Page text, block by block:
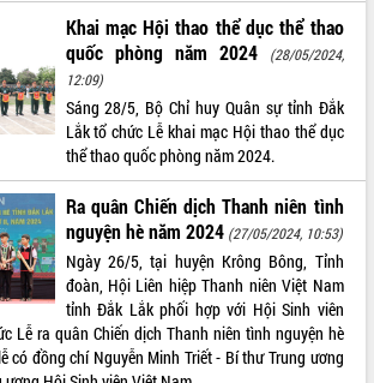
pháp tại Hội
Đề án 190
sản
Đắk Lắk
tra thực địa
như một “di
toàn cầu
Nâng cao đời
mô hình thiết
mắc, đẩy
Khai mạc Hội thao thể dục thể thao
quốc phòng năm 2024
(28/05/2024,
12:09)
Sáng 28/5, Bộ Chỉ huy Quân sự tỉnh Đắk
Lắk tổ chức Lễ khai mạc Hội thao thể dục
thể thao quốc phòng năm 2024.
Ra quân Chiến dịch Thanh niên tình
nguyện hè năm 2024 (27/05/2024, 10:53)
Ngày 26/5, tại huyện Krông Bông, Tỉnh
đoàn, Hội Liên hiệp Thanh niên Việt Nam
tỉnh Đắk Lắk phối hợp với Hội Sinh viên
Lễ ra quân Chiến dịch Thanh niên tình nguyện hè
có đồng chí Nguyễn Minh Triết - Bí thư Trung ương